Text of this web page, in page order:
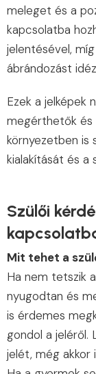
meleget és a
kapcsolatba
jelentésével,
ábrándozást
Ezek a jelképek
megérthetők és
környezetben is
kialakítását és a
Szülői
Mit tehet a
Ha nem tetszik
nyugodtan és
is érdemes
gondol a jeléről.
jelét, még akkor